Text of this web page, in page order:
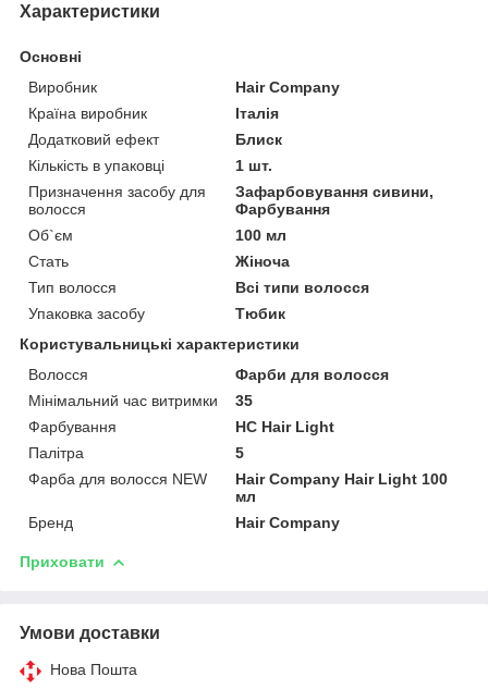
Характеристики
Основні
Виробник
Hair Company
Країна виробник
Італія
Додатковий ефект
Блиск
Кількість в упаковці
1 шт.
Призначення засобу для
волосся
Зафарбовування сивини,
Фарбування
Об`єм
100 мл
Стать
Жіноча
Тип волосся
Всі типи волосся
Упаковка засобу
Тюбик
Користувальницькі характеристики
Волосся
Фарби для волосся
Мінімальний час витримки
35
Фарбування
HC Hair Light
Палітра
5
Фарба для волосся NEW
Hair Company Hair Light 100
мл
Бренд
Hair Company
Приховати
Умови доставки
Нова Пошта